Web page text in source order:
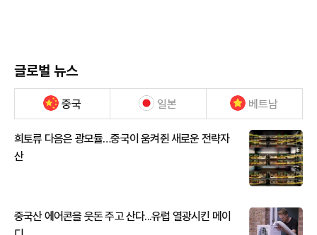
글로벌 뉴스
중국 일본 베트남
희토류 다음은 광모듈…중국이 움켜쥔 새로운 전략자
산
중국산 에어콘을 웃돈 주고 산다...유럽 열광시킨 메이